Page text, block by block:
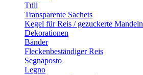
Tüll
Transparente Sachets
Kegel für Reis / gezuckerte Mandeln
Dekorationen
Bänder
Fleckenbeständiger Reis
Segnaposto
Legno